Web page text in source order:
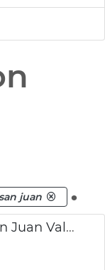
juan .
Operativo total Noche de San Juan València. Movilidad, limpieza y seguridad